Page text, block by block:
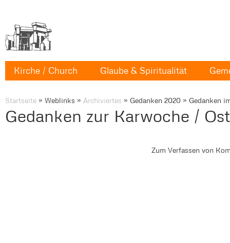
Kirche / Church Glaube & Spiritualität
Startseite » Weblinks » Archiviertes » Gedanken 2020 » Gedanken
Gedanken zur Karwoche /
Zum Verfassen von